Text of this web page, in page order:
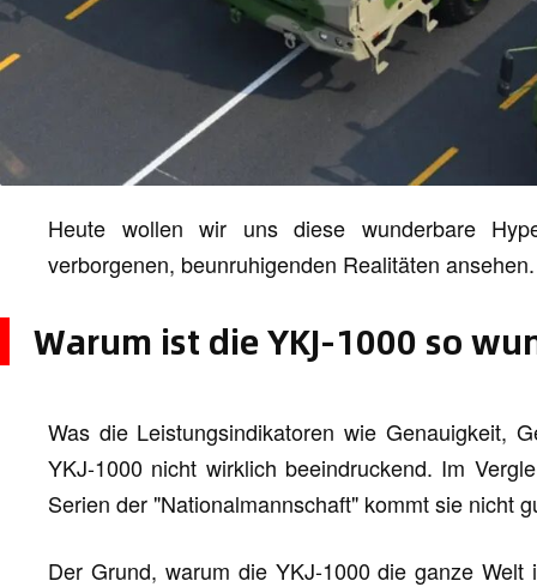
Heute wollen wir uns diese wunderbare
verborgenen, beunruhigenden Realitäten ansehen.
Warum ist die YKJ-1000 so
Was die Leistungsindikatoren wie Genauigkeit,
YKJ-1000 nicht wirklich beeindruckend. Im
Serien der "Nationalmannschaft" kommt sie nicht
Der Grund, warum die YKJ-1000 die ganze